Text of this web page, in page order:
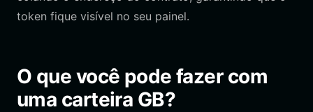
token fique visível no seu painel.
O que você pode fazer com
uma carteira GB?